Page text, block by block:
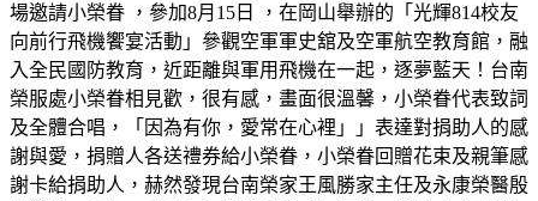
場邀請小榮眷 ，參加8月15日 ，在岡山舉辦的「光輝814校友
向前行飛機饗宴活動」參觀空軍軍史舘及空軍航空教育館，融
入全民國防教育，近距離與軍用飛機在一起，逐夢藍天！台南
榮服處小榮眷相見歡，很有感，畫面很溫馨，小榮眷代表致詞
及全體合唱，「因為有你，愛常在心裡」」表達對捐助人的感
謝與愛，捐贈人各送禮券給小榮眷，小榮眷回贈花束及親筆感
謝卡給捐助人，赫然發現台南榮家王風勝家主任及永康榮醫殷